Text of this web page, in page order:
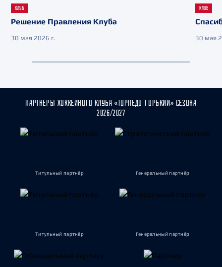
КЛУБ
Решение Правления Клуба
30 мая 2026 г.
КЛУБ
30 мая
ПАРТНЁРЫ ХОККЕЙНОГО КЛУБА «ТОРПЕДО-ГОРЬКИЙ» СЕЗОНА
2026/2027
Титульный партнёр Генеральный партнёр
Титульный партнёр Генеральный партнёр